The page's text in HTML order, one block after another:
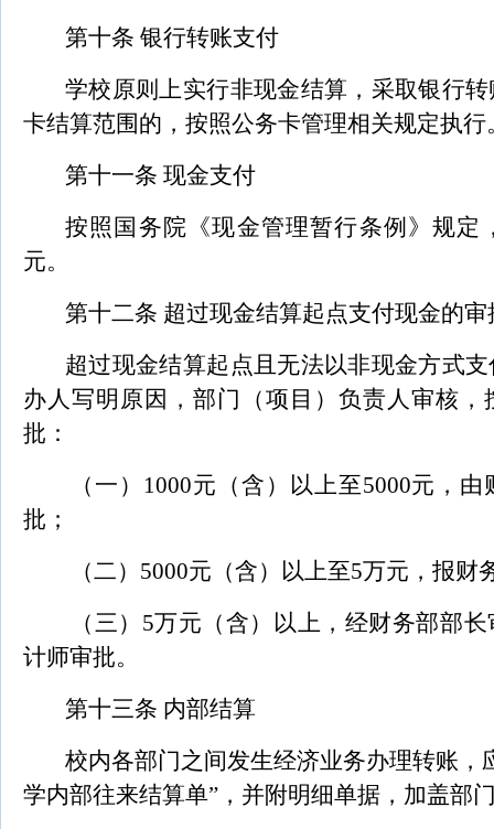
第十条 银行转账支付
学校原则上实行非现金结算，采取银行
卡结算范围的，按照公务卡管理相关规定执行
第十一条 现金支付
按照国务院《现金管理暂行条例》规定
元。
第十二条 超过现金结算起点支付现金的审
超过现金结算起点且无法以非现金方式
办人写明原因，部门（项目）负责人审核，
批：
（一）1000元（含）以上至5000元，
批；
（二）5000元（含）以上至5万元，报财
（三）5万元（含）以上，经财务部部
计师审批。
第十三条 内部结算
校内各部门之间发生经济业务办理转账，
学内部往来结算单”，并附明细单据，加盖部